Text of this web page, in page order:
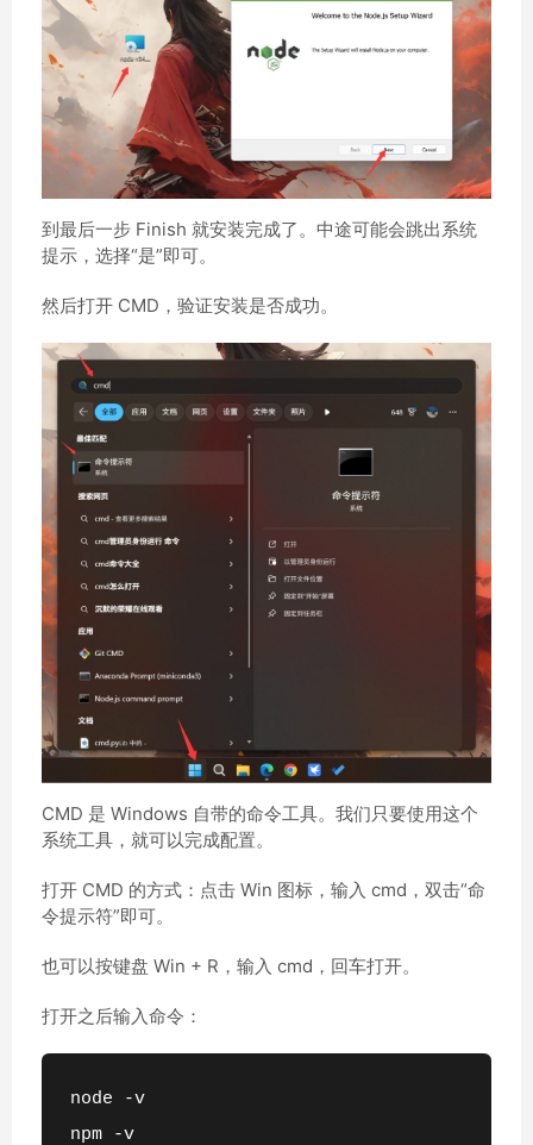
到最后一步 Finish 就安装完成了。中途可能会跳出系统
提示，选择“是”即可。
然后打开 CMD，验证安装是否成功。
CMD 是 Windows 自带的命令工具。我们只要使用这个
系统工具，就可以完成配置。
打开 CMD 的方式：点击 Win 图标，输入 cmd，双击“命
令提示符”即可。
也可以按键盘 Win + R，输入 cmd，回车打开。
打开之后输入命令：
node -v
npm -v